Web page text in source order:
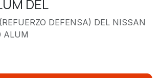
DEL
DEFENSA) DEL NISSAN
ALUM